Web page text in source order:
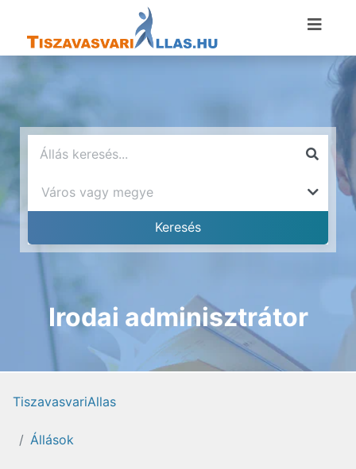
Irodai adminisztrátor
TiszavasvariAllas
Állások